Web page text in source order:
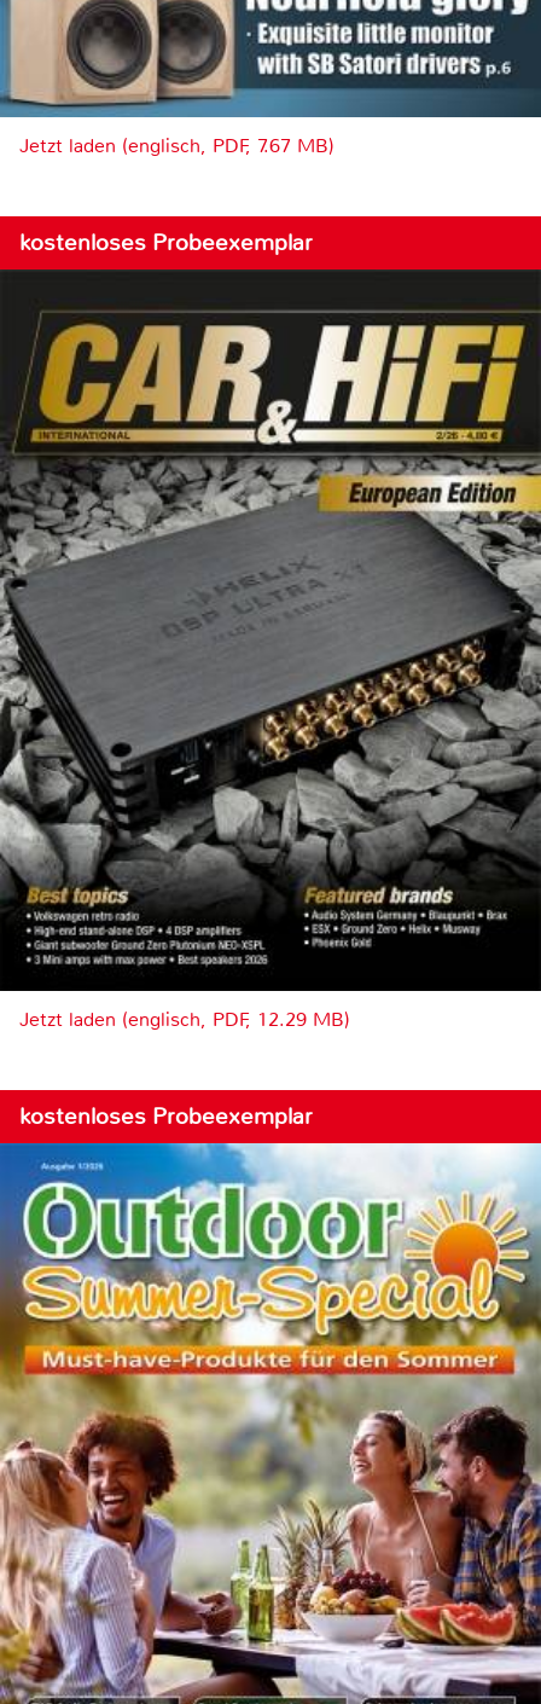
Jetzt laden (englisch, PDF, 7.67 MB)
kostenloses Probeexemplar
Jetzt laden (englisch, PDF, 12.29 MB)
kostenloses Probeexemplar